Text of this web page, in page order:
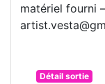
matériel fourni
Détail sortie